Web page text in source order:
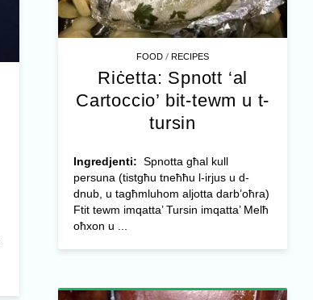
FOOD /RECIPES
Riċetta: Spnott ‘al
Cartoccio’ bit-tewm u t-
tursin
Ingredjenti: Spnotta għal kull
persuna (tistgħu tneħħu l-irjus u d-
dnub, u tagħmluhom aljotta darb’oħra)
Ftit tewm imqatta’ Tursin imqatta’ Melħ
oħxon u ...